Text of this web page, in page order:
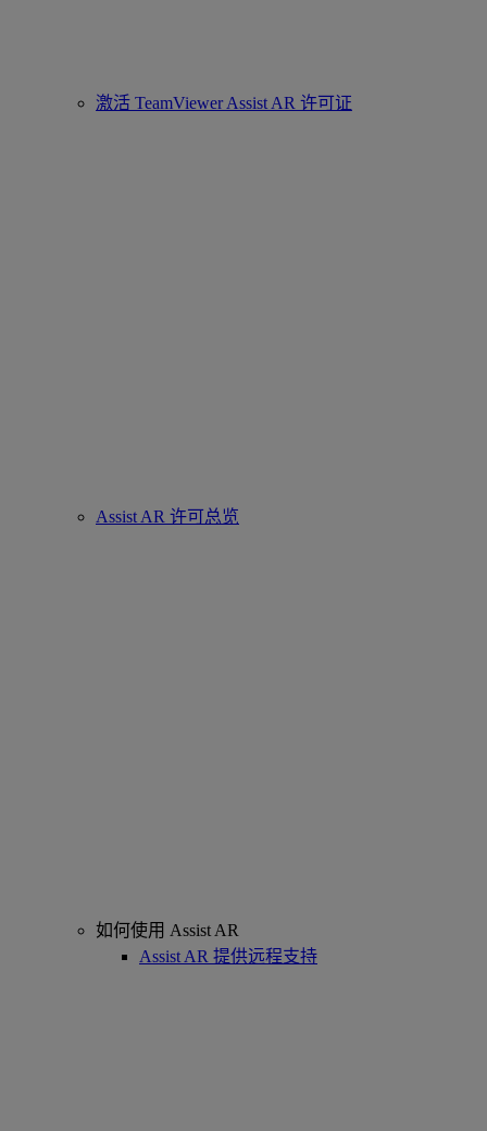
激活 TeamViewer Assist AR 许可证
Assist AR 许可总览
如何使用 Assist AR
Assist AR 提供远程支持